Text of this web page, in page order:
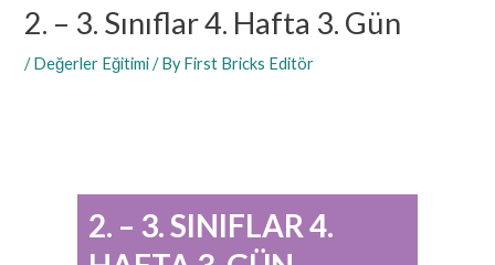
2. – 3. Sınıflar 4. Hafta 3. Gün
/ Değerler Eğitimi/ By First Bricks Editör
2. – 3. SINIFLAR 4.